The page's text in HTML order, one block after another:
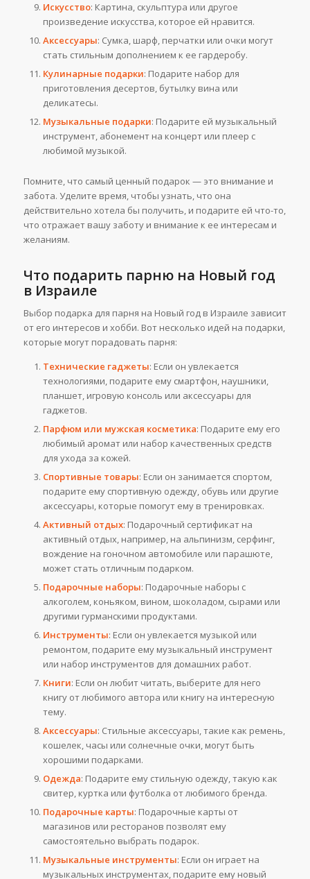
Искусство: Картина, скульптура или другое
произведение искусства, которое ей нравится.
Аксессуары: Сумка, шарф, перчатки или очки могут
стать стильным дополнением к ее гардеробу.
Кулинарные подарки: Подарите набор для
приготовления десертов, бутылку вина или
деликатесы.
Музыкальные подарки: Подарите ей музыкальный
инструмент, абонемент на концерт или плеер с
любимой музыкой.
Помните, что самый ценный подарок — это внимание и
забота. Уделите время, чтобы узнать, что она
действительно хотела бы получить, и подарите ей что-то,
что отражает вашу заботу и внимание к ее интересам и
желаниям.
Что подарить парню на Новый год
в Израиле
Выбор подарка для парня на Новый год в Израиле зависит
от его интересов и хобби. Вот несколько идей на подарки,
которые могут порадовать парня:
Технические гаджеты: Если он увлекается
технологиями, подарите ему смартфон, наушники,
планшет, игровую консоль или аксессуары для
гаджетов.
Парфюм или мужская косметика: Подарите ему его
любимый аромат или набор качественных средств
для ухода за кожей.
Спортивные товары: Если он занимается спортом,
подарите ему спортивную одежду, обувь или другие
аксессуары, которые помогут ему в тренировках.
Активный отдых: Подарочный сертификат на
активный отдых, например, на альпинизм, серфинг,
вождение на гоночном автомобиле или парашюте,
может стать отличным подарком.
Подарочные наборы: Подарочные наборы с
алкоголем, коньяком, вином, шоколадом, сырами или
другими гурманскими продуктами.
Инструменты: Если он увлекается музыкой или
ремонтом, подарите ему музыкальный инструмент
или набор инструментов для домашних работ.
Книги: Если он любит читать, выберите для него
книгу от любимого автора или книгу на интересную
тему.
Аксессуары: Стильные аксессуары, такие как ремень,
кошелек, часы или солнечные очки, могут быть
хорошими подарками.
Одежда: Подарите ему стильную одежду, такую как
свитер, куртка или футболка от любимого бренда.
Подарочные карты: Подарочные карты от
магазинов или ресторанов позволят ему
самостоятельно выбрать подарок.
Музыкальные инструменты: Если он играет на
музыкальных инструментах, подарите ему новый